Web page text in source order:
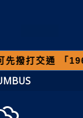
1968」客服